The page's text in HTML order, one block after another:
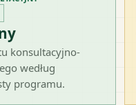
konsultacyjno-
według
programu.